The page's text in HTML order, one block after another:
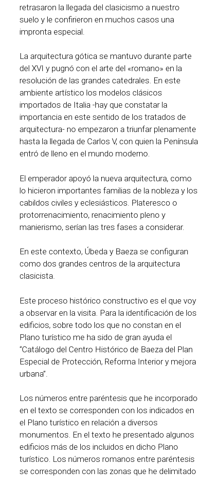
retrasaron la llegada del clasicismo a nuestro
suelo y le confirieron en muchos casos una
impronta especial.
La arquitectura gótica se mantuvo durante parte
del XVI y pugnó con el arte del «romano» en la
resolución de las grandes catedrales. En este
ambiente artístico los modelos clásicos
importados de Italia -hay que constatar la
importancia en este sentido de los tratados de
arquitectura- no empezaron a triunfar plenamente
hasta la llegada de Carlos V, con quien la Península
entró de lleno en el mundo moderno.
El emperador apoyó la nueva arquitectura, como
lo hicieron importantes familias de la nobleza y los
cabildos civiles y eclesiásticos. Plateresco o
protorrenacimiento, renacimiento pleno y
manierismo, serían las tres fases a considerar.
En este contexto, Úbeda y Baeza se configuran
como dos grandes centros de la arquitectura
clasicista.
Este proceso histórico constructivo es el que voy
a observar en la visita. Para la identificación de los
edificios, sobre todo los que no constan en el
Plano turístico me ha sido de gran ayuda el
“Catálogo del Centro Histórico de Baeza del Plan
Especial de Protección, Reforma Interior y mejora
urbana”.
Los números entre paréntesis que he incorporado
en el texto se corresponden con los indicados en
el Plano turístico en relación a diversos
monumentos. En el texto he presentado algunos
edificios más de los incluidos en dicho Plano
turístico. Los números romanos entre paréntesis
se corresponden con las zonas que he delimitado